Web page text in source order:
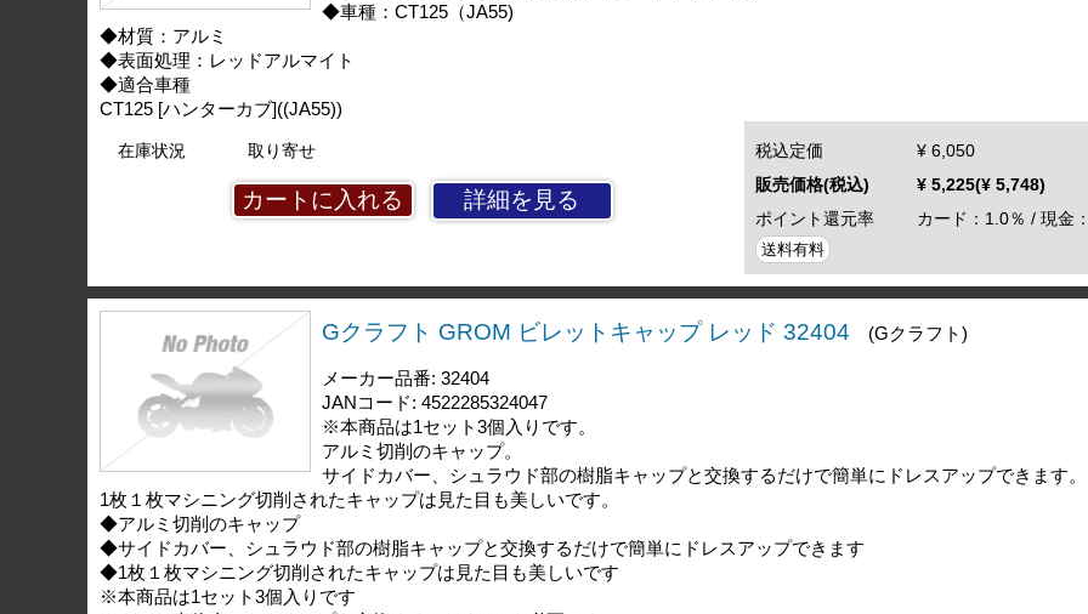
◆車種：CT125（JA55)
◆材質：アルミ
◆表面処理：レッドアルマイト
◆適合車種
CT125 [ハンターカブ]((JA55))
在庫状況 取り寄せ
詳細を見る
税込定価
¥ 6,050
販売価格(税込)
¥ 5,225(¥ 5,748)
ポイント還元率
カード：1.0％ / 現金
送料有料
Gクラフト GROM ビレットキャップ レッド 32404 (Gクラフト)
メーカー品番: 32404
JANコード: 4522285324047
※本商品は1セット3個入りです。
アルミ切削のキャップ。
サイドカバー、シュラウド部の樹脂キャップと交換するだけで簡単にドレスアップできます。
1枚１枚マシニング切削されたキャップは見た目も美しいです。
◆アルミ切削のキャップ
◆サイドカバー、シュラウド部の樹脂キャップと交換するだけで簡単にドレスアップできます
◆1枚１枚マシニング切削されたキャップは見た目も美しいです
※本商品は1セット3個入りです